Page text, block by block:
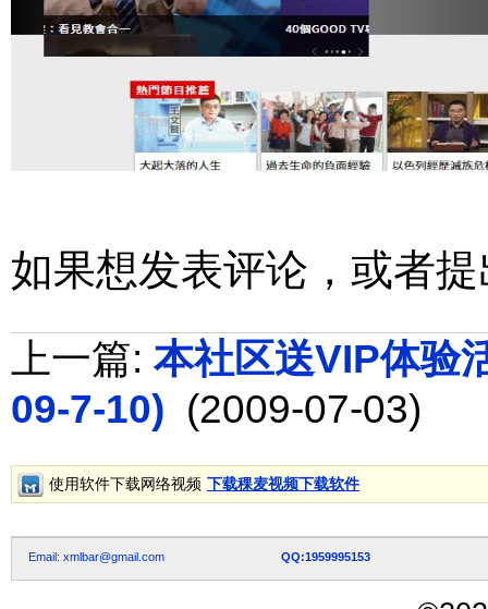
如果想发表评论，或者
上一篇: 本社区送VIP体验
09-7-10) (2009-07-03)
使用软件下载网络视频 下载稞麦视频下载软件
Email: xmlbar@gmail.com QQ:1959995153